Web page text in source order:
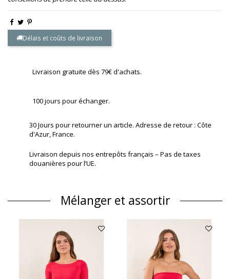
Délais et coûts de livraison
Livraison gratuite dès 79€ d'achats.
100 jours pour échanger.
30 Jours pour retourner un article. Adresse de retour : Côte
d'Azur, France.
Livraison depuis nos entrepôts français – Pas de taxes
douanières pour l’UE.
Mélanger et assortir